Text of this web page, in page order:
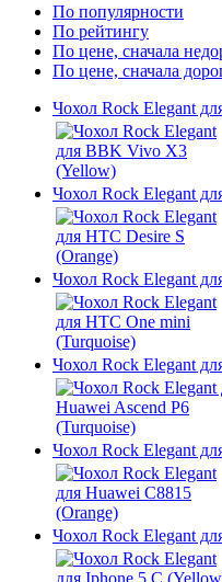
По популярности
По рейтингу
По цене, сначала
По цене, сначала
Чохол Rock Elegant
Чохол Rock Elegant
Чохол Rock Elegant
Чохол Rock Elegant
Чохол Rock Elegant
Чохол Rock Elegant